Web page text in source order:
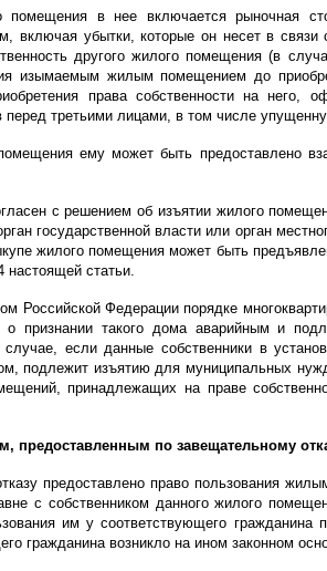
в нее включается рыночная
включая убытки, которые он несет в
другого жилого помещения (в
изымаемым жилым помещением до
права собственности на него,
третьими лицами, в том числе
ему может быть предоставлено
с решением об изъятии жилого
государственной власти или орган
жилого помещения может быть
настоящей статьи.
Российской Федерации порядке
о признании такого дома аварийным и
если данные собственники в
подлежит изъятию для муниципальных
принадлежащих на праве
предоставленным по завещательному
предоставлено право пользования
с собственником данного жилого
им у соответствующего гражданина
гражданина возникло на ином законном